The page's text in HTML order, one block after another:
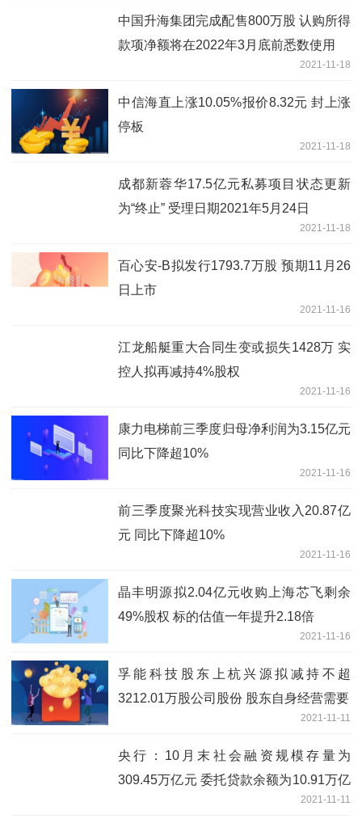
中国升海集团完成配售800万股 认购所得
款项净额将在2022年3月底前悉数使用
2021-11-18
中信海直上涨10.05%报价8.32元 封上涨
停板
2021-11-18
成都新蓉华17.5亿元私募项目状态更新
为“终止” 受理日期2021年5月24日
2021-11-18
百心安-B拟发行1793.7万股 预期11月26
日上市
2021-11-16
江龙船艇重大合同生变或损失1428万 实
控人拟再减持4%股权
2021-11-16
康力电梯前三季度归母净利润为3.15亿元
同比下降超10%
2021-11-16
前三季度聚光科技实现营业收入20.87亿
元 同比下降超10%
2021-11-16
晶丰明源拟2.04亿元收购上海芯飞剩余
49%股权 标的估值一年提升2.18倍
2021-11-16
孚能科技股东上杭兴源拟减持不超
3212.01万股公司股份 股东自身经营需要
2021-11-11
央行：10月末社会融资规模存量为
309.45万亿元 委托贷款余额为10.91万亿
2021-11-11